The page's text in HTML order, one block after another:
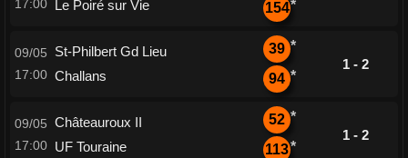
17:00 Le Poiré sur Vie
154*
09/05
17:00
St-Philbert Gd Lieu
Challans
39 *
94 *
1 - 2
09/05
17:00
Châteauroux II
UF Touraine
52 *
113*
1 - 2